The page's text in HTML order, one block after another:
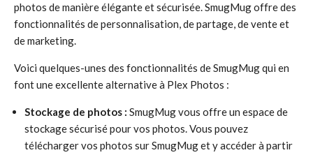
photos de manière élégante et sécurisée. SmugMug offre des
fonctionnalités de personnalisation, de partage, de vente et
de marketing.
Voici quelques-unes des fonctionnalités de SmugMug qui en
font une excellente alternative à Plex Photos :
Stockage de photos : SmugMug vous offre un espace de
stockage sécurisé pour vos photos. Vous pouvez
télécharger vos photos sur SmugMug et y accéder à partir